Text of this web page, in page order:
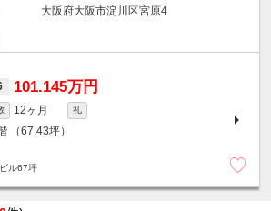
大阪府大阪市淀川区宮原4
101.145万円
12ヶ月 礼
（67.43坪）
ル67坪